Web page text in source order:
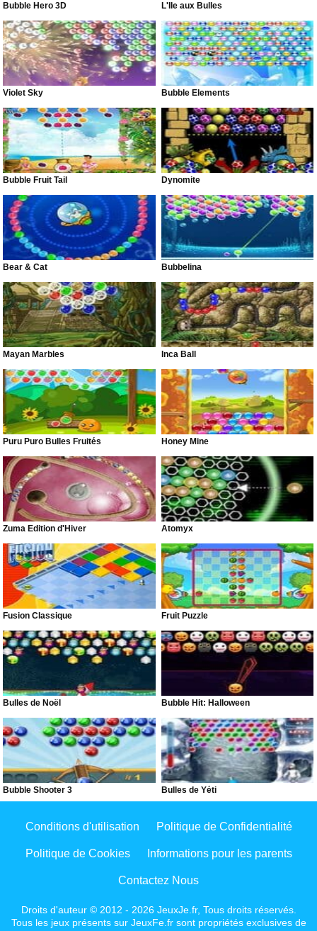
Bubble Hero 3D L'Île aux Bulles
Violet Sky Bubble Elements
Bubble Fruit Tail Dynomite
Bear & Cat Bubbelina
Mayan Marbles Inca Ball
Puru Puro Bulles Fruités Honey Mine
Zuma Edition d'Hiver Atomyx
Fusion Classique Fruit Puzzle
Bulles de Noël Bubble Hit: Halloween
Bubble Shooter 3 Bulles de Yéti
Conditions d'utilisation Politique de Confidentialité
Politique de Cookies Informations pour les parents
Contactez Nous
Droits d'auteur © 2012 - 2026 JeuxJe.fr, Tous droits réservés.
Tous les jeux présents sur JeuxFe.fr sont propriétés exclusives de